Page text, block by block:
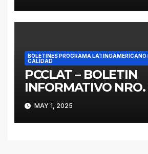
BOLETINES PROGRAMA LATINOAMERICANO
CALIDAD
PCCLAT – BOLETIN
INFORMATIVO NRO.
MAYO 2025
MAY 1, 2025